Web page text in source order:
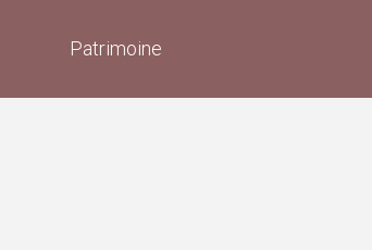
Patrimoine